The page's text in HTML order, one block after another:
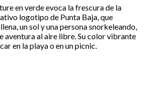
en verde evoca la frescura de la
logotipo de Punta Baja, que
un sol y una persona snorkeleando,
aventura al aire libre. Su color vibrante
en la playa o en un picnic.